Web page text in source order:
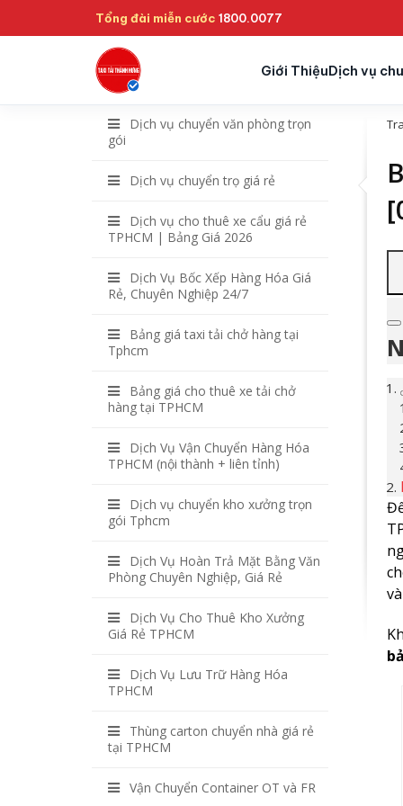
Tổng đài miễn cước 1800.0077
Giới ThiệuDịch vụ
Dịch vụ chuyển văn phòng trọn
gói
Dịch vụ chuyển trọ giá rẻ
Dịch vụ cho thuê xe cẩu giá rẻ
TPHCM | Bảng Giá 2026
Dịch Vụ Bốc Xếp Hàng Hóa Giá
Rẻ, Chuyên Nghiệp 24/7
Bảng giá taxi tải chở hàng tại
Tphcm
Bảng giá cho thuê xe tải chở
hàng tại TPHCM
Dịch Vụ Vận Chuyển Hàng Hóa
TPHCM (nội thành + liên tỉnh)
Dịch vụ chuyển kho xưởng trọn
gói Tphcm
Dịch Vụ Hoàn Trả Mặt Bằng Văn
Phòng Chuyên Nghiệp, Giá Rẻ
Dịch Vụ Cho Thuê Kho Xưởng
Giá Rẻ TPHCM
Dịch Vụ Lưu Trữ Hàng Hóa
TPHCM
Thùng carton chuyển nhà giá rẻ
tại TPHCM
Vận Chuyển Container OT và FR